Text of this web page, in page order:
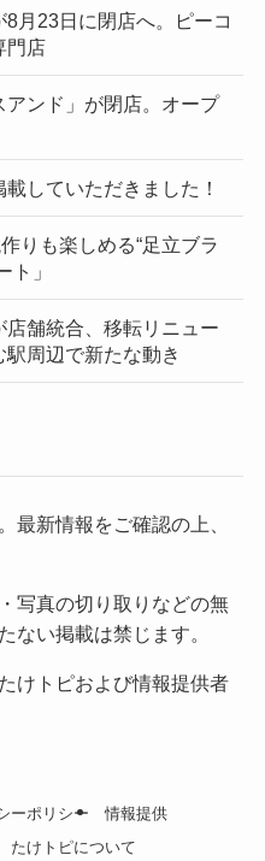
8月23日に閉店へ。ピーコ
門店
ンド」が閉店。オープ
していただきました！
りも楽しめる“足立ブラ
ト」
店舗統合、移転リニュー
周辺で新たな動き
最新情報をご確認の上、
写真の切り取りなどの無
ない掲載は禁じます。
けトピおよび情報提供者
ーポリシー
情報提供
たけトピについて